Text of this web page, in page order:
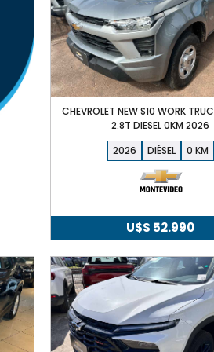
CHEVROLET NEW S10 WORK
2.8T DIESEL 0KM 2026
2026
DIÉSEL 0
U$S 52.990